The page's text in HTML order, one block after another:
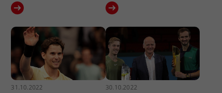
31.10.2022 30.10.2022